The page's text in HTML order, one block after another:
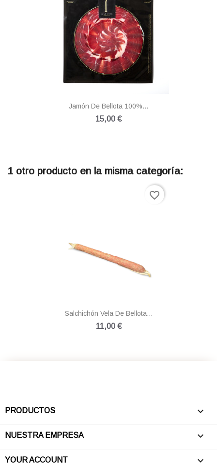
Jamón De Bellota 100%...
15,00 €
1 otro producto en la misma categoría:
Salchichón Vela De Bellota...
11,00 €
favorite_border
PRODUCTOS 
NUESTRA EMPRESA 
YOUR ACCOUNT 